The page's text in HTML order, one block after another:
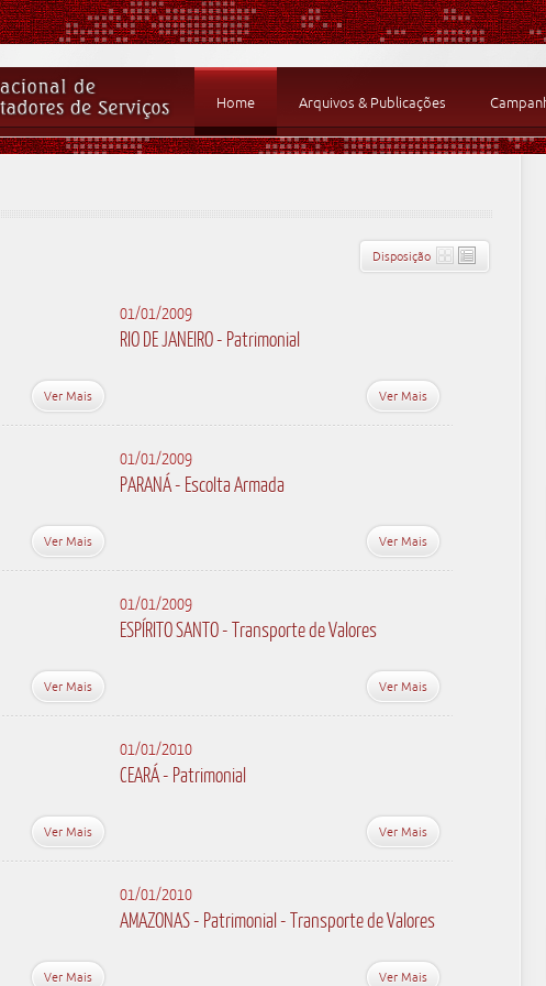
Home Arquivos & Publicações
Disposição
Ver Mais
01/01/2009
RIO DE JANEIRO - Patrimonial
Ver Mais
Ver Mais
01/01/2009
PARANÁ - Escolta Armada
Ver Mais
Ver Mais
01/01/2009
ESPÍRITO SANTO - Transporte de Valores
Ver Mais
Ver Mais
01/01/2010
CEARÁ - Patrimonial
Ver Mais
Ver Mais
01/01/2010
AMAZONAS - Patrimonial - Transporte de Valores
Ver Mais